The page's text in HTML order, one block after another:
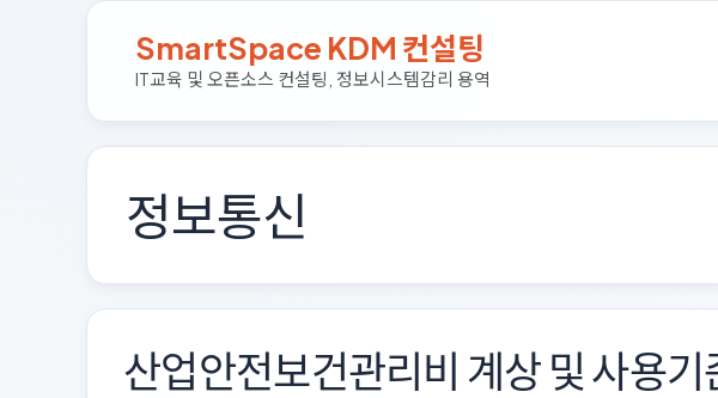
SmartSpace KDM 컨설팅
IT교육 및 오픈소스 컨설팅, 정보시스템감리 용역
정보통신
산업안전보건관리비 계상 및